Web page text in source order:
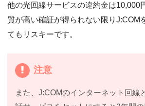
他の光回線サービスの違約金は10,000
質が高い確証が得られない限りJ:COM
てもリスキーです。
注意
また、J:COMのインターネット回線